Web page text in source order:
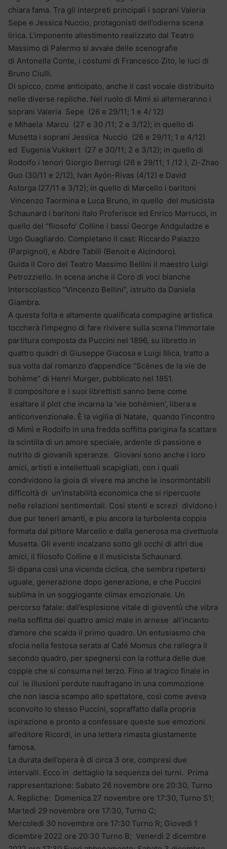
chiara fama. Tra gli interpreti principali i soprani Valeria
Sepe e Jessica Nuccio, protagonisti dell’odierna scena
lirica. L’imponente allestimento realizzato dal Teatro
Massimo di Palermo si avvale delle scenografie
di Antonella Conte, i costumi di Francesco Zito, le luci di
Bruno Ciulli.
Di spicco, come anticipato, anche il cast vocale distribuito
nelle diverse repliche. Nel ruolo di Mimì si alterneranno i
soprani Valeria Sepe (26 e 29/11; 1 e 4/ 12)
e Mihaela Marcu (27 e 30 /11; 2 e 3/12); in quello di
Musetta i soprani Jessica Nuccio (26 e 29/11; 1 e 4/12)
ed Eugenia Vukkert (27 e 30/11; 2 e 3/12); in quello di
Rodolfo i tenori Giorgio Berrugi (26 e 29/11; 1 /12 ), Zi-Zhao
Guo (30/11 e 2/12), Iván Ayón-Rivas (4/12) e David
Astorga (27/11 e 3/12); in quello di Marcello i baritoni
Vincenzo Taormina e Luca Bruno, in quello del musicista
Schaunard i baritoni Italo Proferisce ed Enrico Marrucci, in
quello del “filosofo’ Colline i bassi George Andguladze e
Ugo Guagliardo. Completano il cast: Riccardo Palazzo
(Parpignol), e Abdre Tabili (Benoit e Alcindoro).
Guida il Coro del Teatro Massimo Bellini il maestro Luigi
Petrozziello. In scena anche il Coro di voci bianche
Interscolastico “Vincenzo Bellini”, istruito da Daniela
Giambra.
A questa folta e altamente qualificata compagine artistica
toccherà l’impegno di fare rivivere sulla scena l’immortale
partitura composta da Puccini nel 1896, su libretto in
quattro quadri di Giuseppe Giacosa e Luigi Illica, tratto a
sua volta dal romanzo d’appendice “Scènes de la vie de
bohème” di Henri Murger, pubblicato nel 1851.
Il compositore e i suoi librettisti sanno bene come
esaltare il plot che incarna la ‘vie bohémien’, libera e
anticonvenzionale. È la vigilia di Natale, quando l’incontro
di Mimì e Rodolfo in una fredda soffitta parigina fa scattare
la scintilla di un amore speciale, ardente di passione e
nutrito di giovanili speranze. Giovani sono anche i loro
amici, artisti e intellettuali scapigliati, con i quali
condividono la gioia di vivere ma anche le insormontabili
difficoltà di un’instabilità economica che si ripercuote
nelle relazioni sentimentali. Così stenti e screzi dividono i
due pur teneri amanti, e piu ancora la turbolenta coppia
formata dal pittore Marcello e dalla generosa ma civettuola
Musetta. Gli eventi incalzano sotto gli occhi di altri due
amici, il filosofo Colline e il musicista Schaunard.
Si dipana così una vicenda ciclica, che sembra ripetersi
uguale, generazione dopo generazione, e che Puccini
sublima in un soggiogante climax emozionale. Un
percorso fatale: dall’esplosione vitale di gioventù che vibra
nella soffitta dei quattro amici male in arnese all’incanto
d’amore che scalda il primo quadro. Un entusiasmo che
sfocia nella festosa serata al Café Momus che rallegra il
secondo quadro, per spegnersi con la rottura delle due
coppie che si consuma nel terzo. Fino al tragico finale in
cui le illusioni perdute naufragano in una commozione
che non lascia scampo allo spettatore, così come aveva
sconvolto lo stesso Puccini, sopraffatto dalla propria
ispirazione e pronto a confessare queste sue emozioni
all’editore Ricordi, in una lettera rimasta giustamente
famosa.
La durata dell’opera è di circa 3 ore, compresi due
intervalli. Ecco in dettaglio la sequenza dei turni. Prima
rappresentazione: Sabato 26 novembre ore 20:30, Turno
A. Repliche: Domenica 27 novembre ore 17:30, Turno S1;
Martedì 29 novembre ore 17:30, Turno C;
Mercoledì 30 novembre ore 17:30 Turno R; Giovedì 1
dicembre 2022 ore 20:30 Turno B; Venerdì 2 dicembre